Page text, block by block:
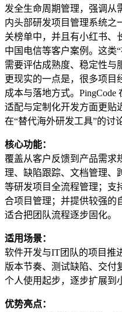
发全生命周期管理，强调从
内头部研发项目管理系统之
关榜单中，并且有小红书、
中国电信等客户案例。这类
需要评估成熟度、稳定性与
更现实的一点是，很多项目
成本与落地方式。PingCode
适配与定制化开发方面更贴
在“替代海外研发工具”的讨
核心功能：
覆盖从客户反馈到产品需求
理、缺陷跟踪、文档管理、
等研发项目全流程管理；支
合项目管理；并提供较强的
适合把团队流程逐步固化。
适用场景：
软件开发与IT团队的项目推
版本节奏、测试缺陷、交付
个人使用起步，逐步扩展到
优势亮点：